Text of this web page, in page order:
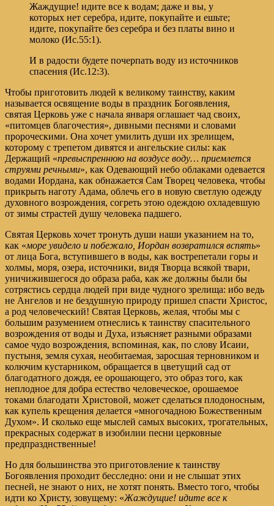
Жаждущие! идите все к водам; даже и вы, у
которых нет серебра, идите, покупайте и ешьте;
идите, покупайте без серебра и без платы вино и
молоко (Ис.55:1).
И в радости будете почерпать воду из источников
спасения (Ис.12:3).
Чтобы приготовить людей к великому таинству, каким
называется освящение воды в праздник Богоявления,
святая Церковь уже с начала января оглашает чад своих,
«питомцев благочестия», дивными песнями и словами
пророческими. Она хочет умилить души их зрелищем,
которому с трепетом дивятся и ангельские силы: как
Держащий «превыспреннюю на воздусе воду… приемлется
струями речными», как Одевающий небо облаками одевается
водами Иордана, как обнажается Сам Творец человека, чтобы
прикрыть наготу Адама, облечь его в новую светлую одежду
духовного возрождения, согреть этою одеждою охладевшую
от зимы страстей душу человека падшего.
Святая Церковь хочет тронуть души наши указанием на то,
как «море увидело и побежало, Иордан возвратился вспять»
от лица Бога, вступившего в воды, как вострепетали горы и
холмы, моря, озера, источники, видя Творца всякой твари,
уничижившегося до образа раба, как же должны были бы
сотрястись сердца людей при виде чудного зрелища: ибо ведь
не Ангелов и не бездушную природу пришел спасти Христос,
а род человеческий! Святая Церковь, желая, чтобы мы с
большим разумением отнеслись к таинству спасительного
возрождения от воды и Духа, изъясняет разными образами
самое чудо возрождения, вспоминая, как, по слову Исаии,
пустыня, земля сухая, необитаемая, заросшая терновником и
колючим кустарником, обращается в цветущий сад от
благодатного дождя, ее орошающего, это образ того, как
неплодное для добра естество человеческое, орошаемое
токами благодати Христовой, может сделаться плодоносным,
как купель крещения делается «многочадною Божественным
Духом». И сколько еще мыслей самых высоких, трогательных,
прекрасных содержат в изобилии песни церковные
предпразднственные!
Но для большинства это приготовление к таинству
Богоявления проходит бесследно: они и не слышат этих
песней, не знают о них, не хотят понять. Вместо того, чтобы
идти ко Христу, зовущему: «Жаждущие! идите все к